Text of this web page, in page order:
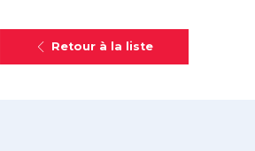
Retour à la liste